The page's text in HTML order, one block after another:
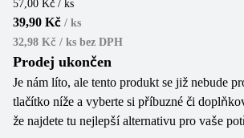
57,00 Kč / ks
39,90 Kč / ks
32,98 Kč / ks bez DPH
Prodej ukončen
Je nám líto, ale tento produkt se již nebude
tlačítko níže a vyberte si příbuzné či
že najdete tu nejlepší alternativu pro vaše